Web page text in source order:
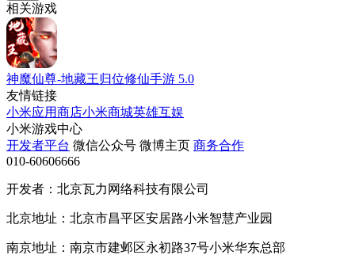
相关游戏
神魔仙尊-地藏王归位修仙手游 5.0
友情链接
小米应用商店小米商城英雄互娱
小米游戏中心
开发者平台 微信公众号 微博主页 商务合作
010-60606666
开发者：北京瓦力网络科技有限公司
北京地址：北京市昌平区安居路小米智慧产业园
南京地址：南京市建邺区永初路37号小米华东总部